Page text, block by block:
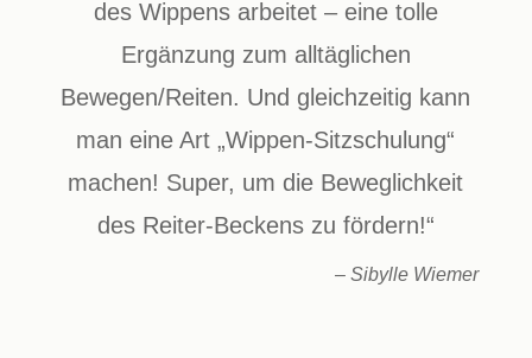
des Wippens arbeitet – eine tolle
Ergänzung zum alltäglichen
Bewegen/Reiten. Und gleichzeitig kann
man eine Art „Wippen-Sitzschulung“
machen! Super, um die Beweglichkeit
des Reiter-Beckens zu fördern!“
– Sibylle Wiemer